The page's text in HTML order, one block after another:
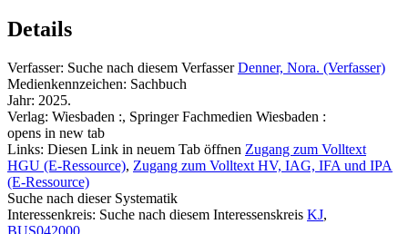
Details
Verfasser: Suche nach diesem Verfasser Denner, Nora. (Verfasser)
Medienkennzeichen: Sachbuch
Jahr: 2025.
Verlag: Wiesbaden :, Springer Fachmedien Wiesbaden :
opens in new tab
Links: Diesen Link in neuem Tab öffnen Zugang zum Volltext
HGU (E-Ressource), Zugang zum Volltext HV, IAG, IFA und IPA
(E-Ressource)
Suche nach dieser Systematik
Interessenkreis: Suche nach diesem Interessenskreis KJ,